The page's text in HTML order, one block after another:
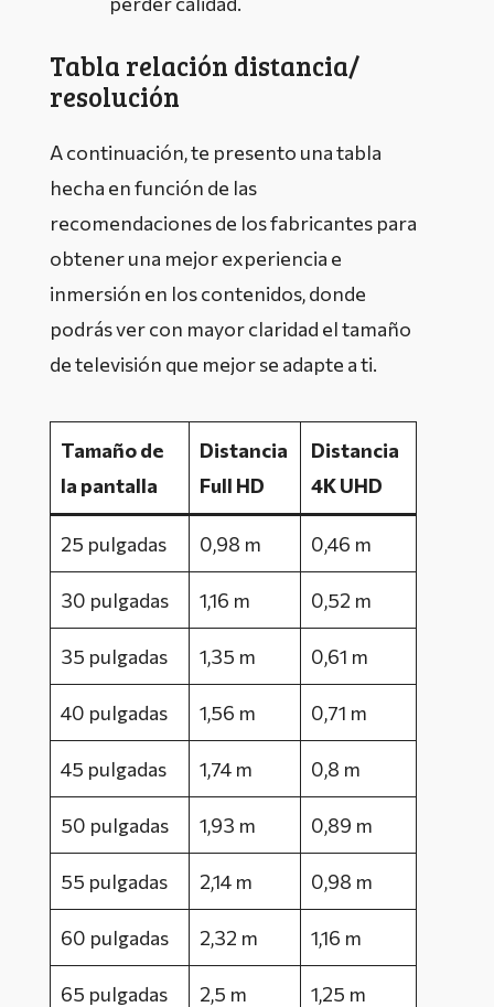
Tabla relación distancia/
resolución
A continuación, te presento una tabla
hecha en función de las
recomendaciones de los fabricantes para
obtener una mejor experiencia e
inmersión en los contenidos, donde
podrás ver con mayor claridad el tamaño
de televisión que mejor se adapte a ti.
Tamaño de
la pantalla
Distancia
Full HD
Distancia
4K UHD
25 pulgadas 0,98 m 0,46 m
30 pulgadas 1,16 m 0,52 m
35 pulgadas 1,35 m 0,61 m
40 pulgadas 1,56 m 0,71 m
45 pulgadas 1,74 m 0,8 m
50 pulgadas 1,93 m 0,89 m
55 pulgadas 2,14 m 0,98 m
60 pulgadas 2,32 m 1,16 m
65 pulgadas 2,5 m 1,25 m